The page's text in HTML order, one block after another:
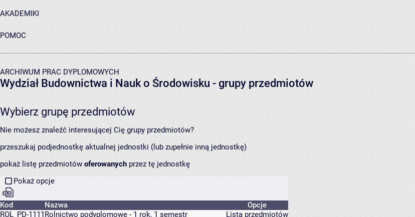
AKADEMIKI
POMOC
ARCHIWUM PRAC DYPLOMOWYCH
Wydział Budownictwa i Nauk o Środowisku - grupy przedmiotów
Wybierz grupę przedmiotów
Nie możesz znaleźć interesującej Cię grupy przedmiotów?
przeszukaj podjednostkę aktualnej jednostki (lub zupełnie inną jednostkę)
pokaż listę przedmiotów oferowanych przez tę jednostkę
Pokaż opcje
Kod Nazwa
Opcje
ROL_PD-1111Rolnictwo podyplomowe - 1 rok, 1 semestr Lista przedmiotów